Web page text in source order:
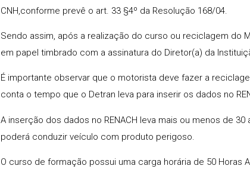
CNH,conforme prevê o art. 33 §4º da Resolução 168/04.
Sendo assim, após a realização do curso ou reciclagem do
em papel timbrado com a assinatura do Diretor(a) da
É importante observar que o motorista deve fazer a
conta o tempo que o Detran leva para inserir os dados no
A inserção dos dados no RENACH leva mais ou menos de
poderá conduzir veículo com produto perigoso.
O curso de formação possui uma carga horária de 50 Horas